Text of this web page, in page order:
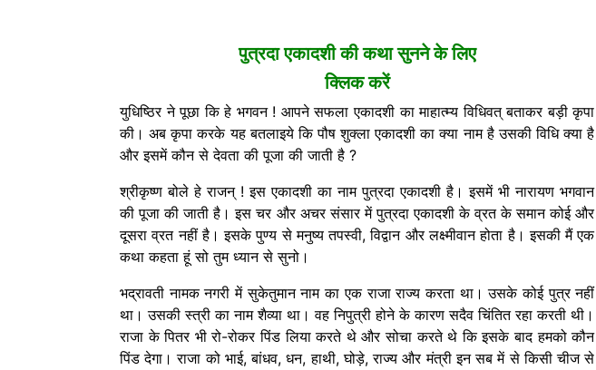
पुत्रदा एकादशी की कथा सुनने के लिए
क्लिक करें
युधिष्ठिर ने पूछा कि हे भगवन ! आपने सफला एकादशी का माहात्म्य विधिवत् बताकर बड़ी कृपा
की। अब कृपा करके यह बतलाइये कि पौष शुक्ला एकादशी का क्या नाम है उसकी विधि क्या है
और इसमें कौन से देवता की पूजा की जाती है ?
श्रीकृष्ण बोले हे राजन् ! इस एकादशी का नाम पुत्रदा एकादशी है। इसमें भी नारायण भगवान
की पूजा की जाती है। इस चर और अचर संसार में पुत्रदा एकादशी के व्रत के समान कोई और
दूसरा व्रत नहीं है। इसके पुण्य से मनुष्य तपस्वी, विद्वान और लक्ष्मीवान होता है। इसकी मैं एक
कथा कहता हूं सो तुम ध्यान से सुनो।
भद्रावती नामक नगरी में सुकेतुमान नाम का एक राजा राज्य करता था। उसके कोई पुत्र नहीं
था। उसकी स्त्री का नाम शैव्या था। वह निपुत्री होने के कारण सदैव चिंतित रहा करती थी।
राजा के पितर भी रो-रोकर पिंड लिया करते थे और सोचा करते थे कि इसके बाद हमको कौन
पिंड देगा। राजा को भाई, बांधव, धन, हाथी, घोड़े, राज्य और मंत्री इन सब में से किसी चीज से